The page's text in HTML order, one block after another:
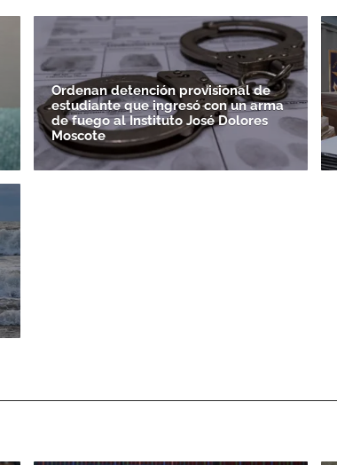
Ordenan detención provisional de
estudiante que ingresó con un arma
de fuego al Instituto José Dolores
Moscote